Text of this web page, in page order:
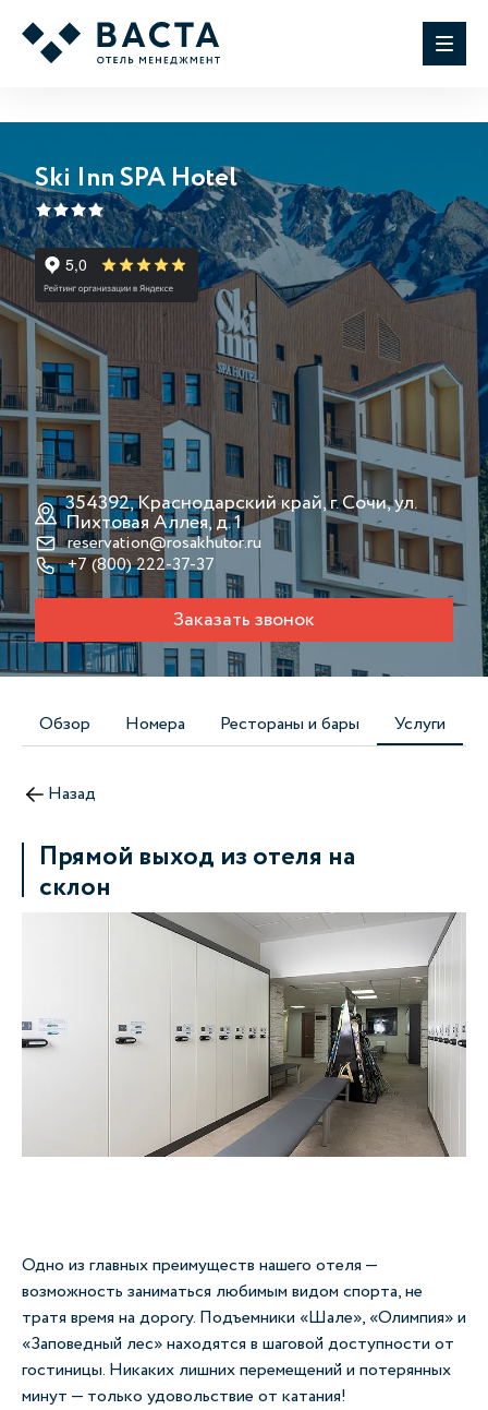
Ski Inn SPA Hotel
354392, Краснодарский край, г. Сочи, ул.
Пихтовая Аллея, д. 1
reservation@rosakhutor.ru
+7 (800) 222-37-37
Заказать звонок
Обзор Номера Рестораны и бары Услуги
Назад
Прямой выход из отеля на
склон
Одно из главных преимуществ нашего отеля —
возможность заниматься любимым видом спорта, не
тратя время на дорогу. Подъемники «Шале», «Олимпия» и
«Заповедный лес» находятся в шаговой доступности от
гостиницы. Никаких лишних перемещений и потерянных
минут — только удовольствие от катания!